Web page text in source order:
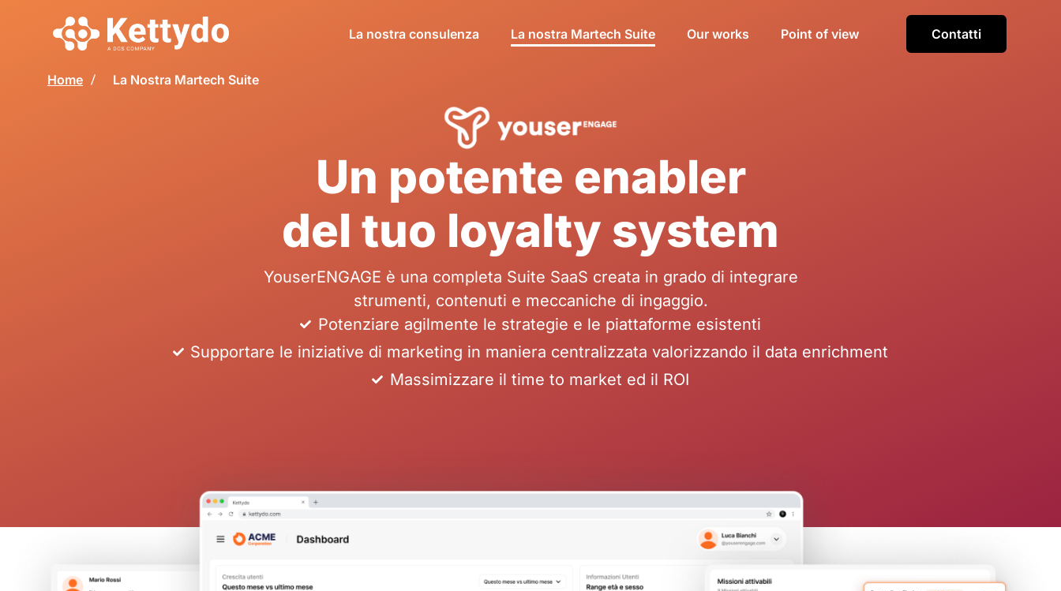
La nostra consulenza La nostra Martech Suite Our works Point of view Contatti
Home La Nostra Martech Suite
Un potente enabler
del tuo loyalty system
YouserENGAGE è una completa Suite SaaS creata in grado di integrare
strumenti, contenuti e meccaniche di ingaggio.
Potenziare agilmente le strategie e le piattaforme esistenti
Supportare le iniziative di marketing in maniera centralizzata valorizzando il data enrichment
Massimizzare il time to market ed il ROI